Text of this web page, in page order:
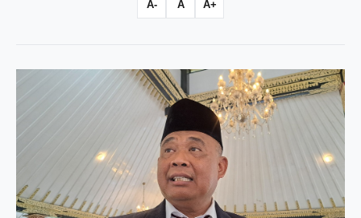
A- A A+